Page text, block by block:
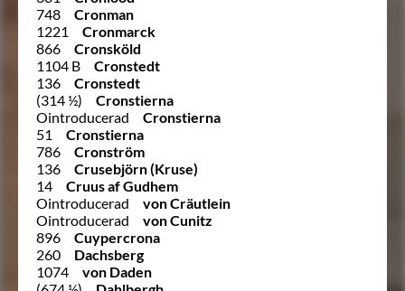
748
Cronman
1221
Cronmarck
866
Cronsköld
1104 B
Cronstedt
136
Cronstedt
(314 ½)
Cronstierna
Ointroducerad
Cronstierna
51
Cronstierna
786
Cronström
136
Crusebjörn (Kruse)
14
Cruus af Gudhem
Ointroducerad
von Cräutlein
Ointroducerad
von Cunitz
896
Cuypercrona
260
Dachsberg
1074
von Daden